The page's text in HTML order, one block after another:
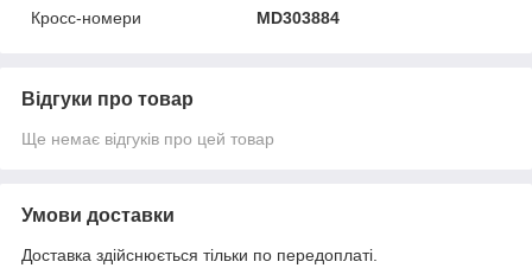
Кросс-номери
MD303884
Відгуки про товар
Ще немає відгуків про цей товар
Умови доставки
Доставка здійснюється тільки по передоплаті.